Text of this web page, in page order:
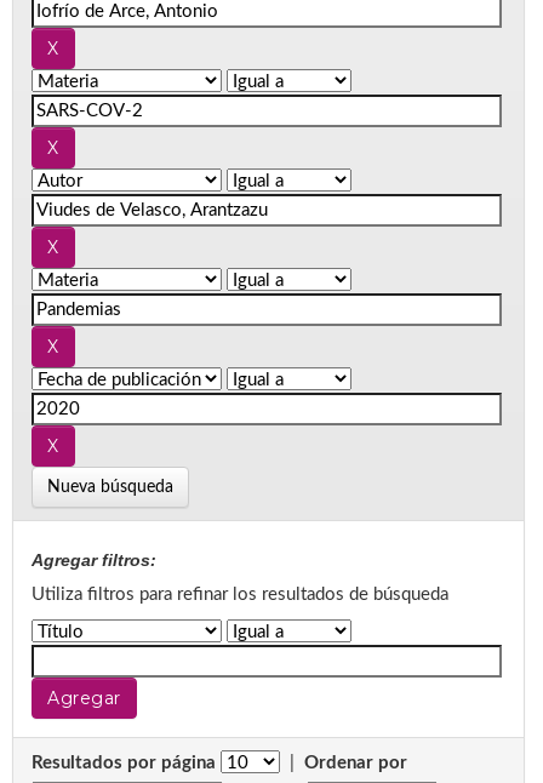
Nueva búsqueda
Agregar filtros:
Utiliza filtros para refinar los resultados de búsqueda
Resultados por página
Ordenar por